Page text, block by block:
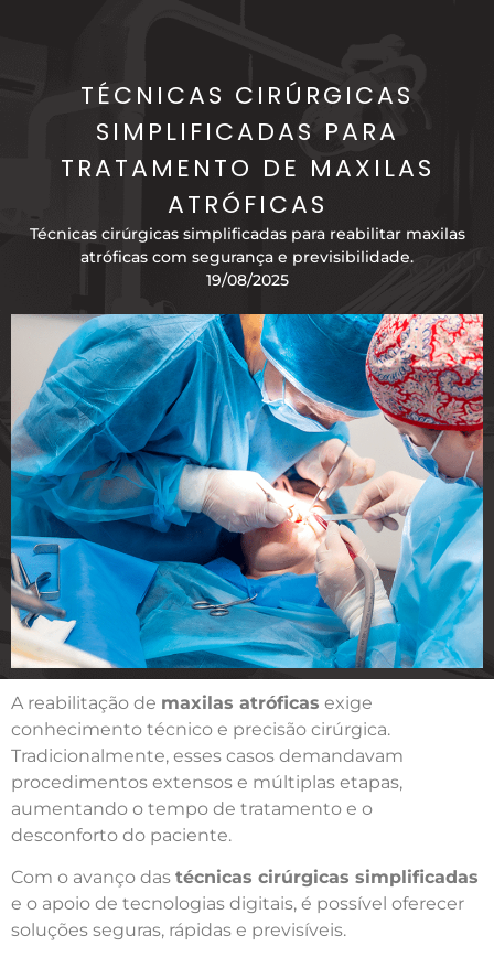
TÉCNICAS CIRÚRGICAS
SIMPLIFICADAS PARA
TRATAMENTO DE MAXILAS
ATRÓFICAS
Técnicas cirúrgicas simplificadas para reabilitar maxilas
atróficas com segurança e previsibilidade.
19/08/2025
A reabilitação de maxilas atróficas exige
conhecimento técnico e precisão cirúrgica.
Tradicionalmente, esses casos demandavam
procedimentos extensos e múltiplas etapas,
aumentando o tempo de tratamento e o
desconforto do paciente.
Com o avanço das técnicas cirúrgicas simplificadas
e o apoio de tecnologias digitais, é possível oferecer
soluções seguras, rápidas e previsíveis.